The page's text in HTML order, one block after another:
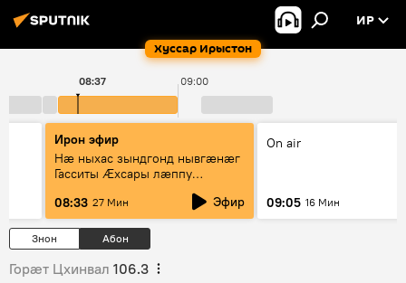
Хуссар Ирыстон
ИР
09:00
08:37
Ирон эфир
Нæ ныхас зындгонд нывгæнæг
Гасситы Æхсары лæппу
Цопанимæ æмæ рубрикæ
"Ирыстоны 'хсарджын фырттæ"
08:33 27 Мин Эфир
On air
09:05 16 Мин
Знон Абон
Горӕт Цхинвал 106.3